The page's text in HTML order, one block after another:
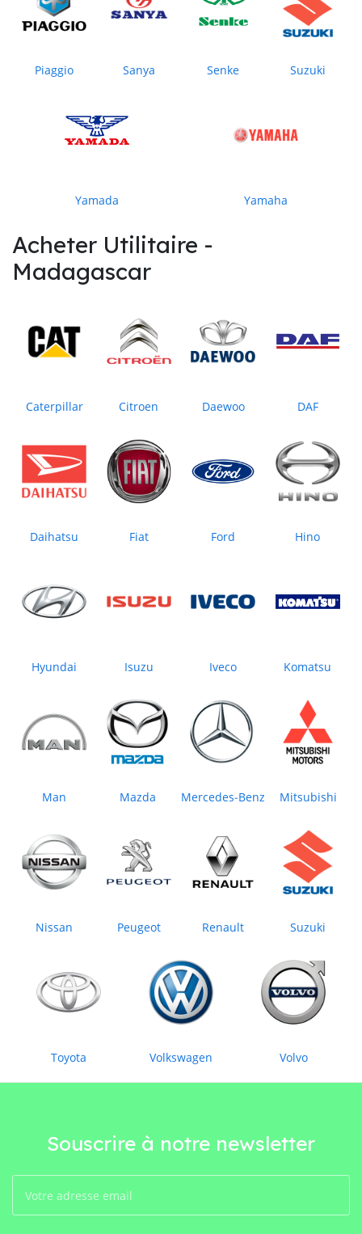
Piaggio Sanya Senke Suzuki
Yamada Yamaha
Acheter Utilitaire -
Madagascar
Caterpillar Citroen Daewoo DAF
Daihatsu Fiat Ford Hino
Hyundai Isuzu Iveco Komatsu
Man Mazda Mercedes‒Benz Mitsubishi
Nissan Peugeot Renault Suzuki
Toyota Volkswagen Volvo
Souscrire à notre newsletter